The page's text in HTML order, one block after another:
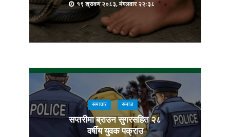
१९ श्रावण २०८३, मंगलवार २२:३८
समाचार समाज
सप्तरीमा ब्राउन सुगरसहित २८
वर्षीय युवक पक्राउ